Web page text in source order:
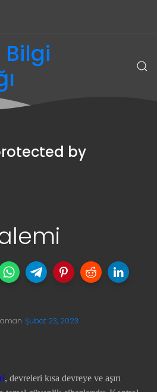
Bilgi
by
Şubat 23, 2023
, devreleri kısa devreye ve aşırı